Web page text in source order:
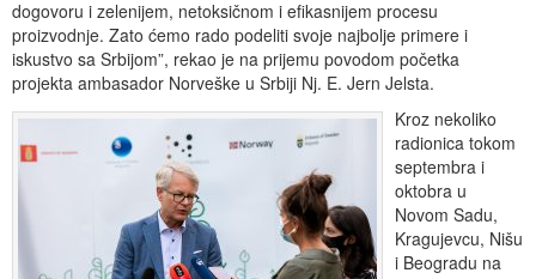
dogovoru i zelenijem, netoksičnom i efikasnijem procesu
proizvodnje. Zato ćemo rado podeliti svoje najbolje primere i
iskustvo sa Srbijom”, rekao je na prijemu povodom početka
projekta ambasador Norveške u Srbiji Nj. E. Jern Jelsta.
Kroz nekoliko
radionica tokom
septembra i
oktobra u
Novom Sadu,
Kragujevcu, Nišu
i Beogradu na